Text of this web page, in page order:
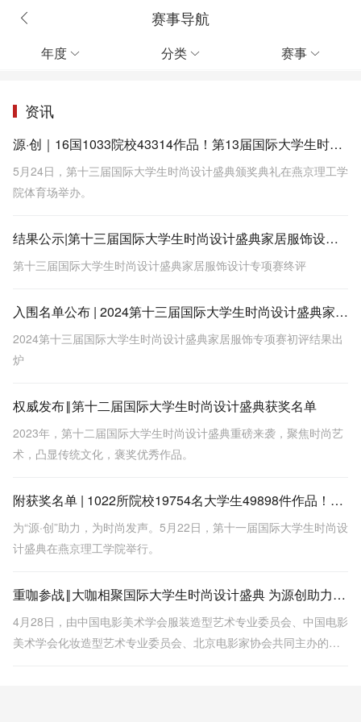
赛事导航
年度  分类  赛事 
资讯
源·创｜16国1033院校43314作品！第13届国际大学生时尚设计盛典为全球青年创意助力！
5月24日，第十三届国际大学生时尚设计盛典颁奖典礼在燕京理工学
院体育场举办。
结果公示|第十三届国际大学生时尚设计盛典家居服饰设计专项赛终评
第十三届国际大学生时尚设计盛典家居服饰设计专项赛终评
入围名单公布 | 2024第十三届国际大学生时尚设计盛典家居服饰专项赛初评结果出炉
2024第十三届国际大学生时尚设计盛典家居服饰专项赛初评结果出
炉
权威发布‖第十二届国际大学生时尚设计盛典获奖名单
2023年，第十二届国际大学生时尚设计盛典重磅来袭，聚焦时尚艺
术，凸显传统文化，褒奖优秀作品。
附获奖名单 | 1022所院校19754名大学生49898件作品！第11届国际大学生时尚设计盛典为“源·创”助力
为“源·创”助力，为时尚发声。5月22日，第十一届国际大学生时尚设
计盛典在燕京理工学院举行。
重咖参战‖大咖相聚国际大学生时尚设计盛典 为源创助力 为时尚发声
4月28日，由中国电影美术学会服装造型艺术专业委员会、中国电影
美术学会化妆造型艺术专业委员会、北京电影家协会共同主办的第